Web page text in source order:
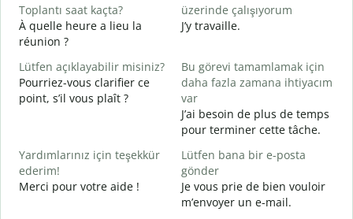
Toplantı saat kaçta?
À quelle heure a lieu la
réunion ?
üzerinde çalışıyorum
J’y travaille.
Lütfen açıklayabilir misiniz?
Pourriez-vous clarifier ce
point, s’il vous plaît ?
Bu görevi tamamlamak için
daha fazla zamana ihtiyacım
var
J’ai besoin de plus de temps
pour terminer cette tâche.
Yardımlarınız için teşekkür
ederim!
Merci pour votre aide !
Lütfen bana bir e-posta
gönder
Je vous prie de bien vouloir
m’envoyer un e-mail.